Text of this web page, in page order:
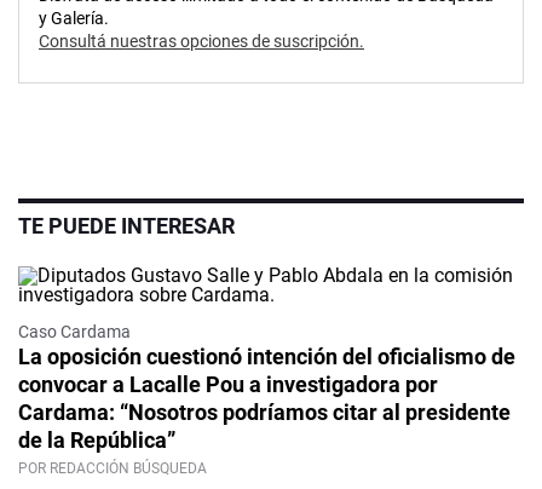
y Galería.
Consultá nuestras opciones de suscripción.
TE PUEDE INTERESAR
Caso Cardama
La oposición cuestionó intención del oficialismo de
convocar a Lacalle Pou a investigadora por
Cardama: “Nosotros podríamos citar al presidente
de la República”
POR REDACCIÓN BÚSQUEDA